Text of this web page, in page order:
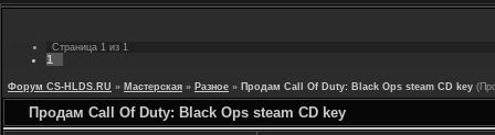
Страница 1 из 1
1
Форум CS-HLDS.RU » Мастерская » Разное » Продам Call Of Duty: Black Ops steam CD key
Продам Call Of Duty: Black Ops steam CD key